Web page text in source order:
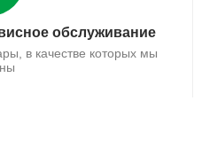
обслуживание
в качестве которых мы